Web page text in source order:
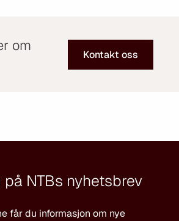
om
Kontakt oss
NTBs nyhetsbrev
får du informasjon om nye